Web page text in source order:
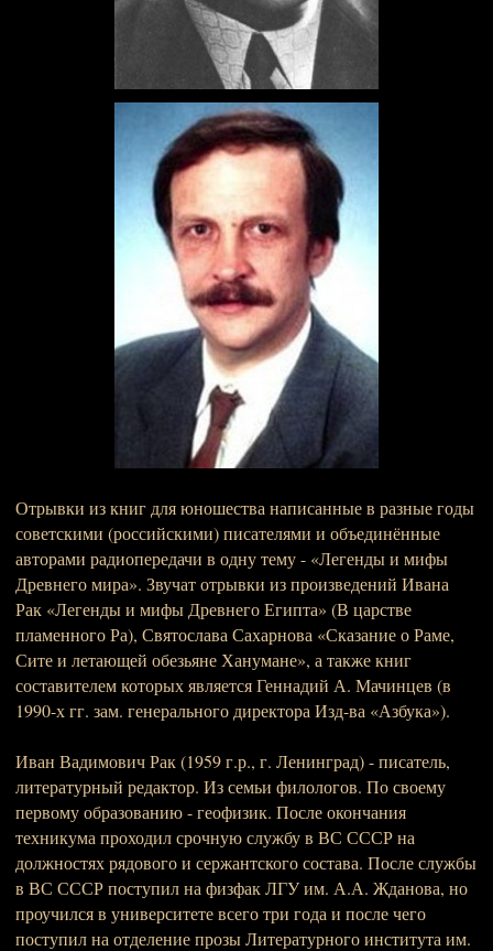
Отрывки из книг для юношества написанные в разные годы
советскими (российскими) писателями и объединённые
авторами радиопередачи в одну тему - «Легенды и мифы
Древнего мира». Звучат отрывки из произведений Ивана
Рак «Легенды и мифы Древнего Египта» (В царстве
пламенного Ра), Святослава Сахарнова «Сказание о Раме,
Сите и летающей обезьяне Ханумане», а также книг
составителем которых является Геннадий А. Мачинцев (в
1990-х гг. зам. генерального директора Изд-ва «Азбука»).
Иван Вадимович Рак (1959 г.р., г. Ленинград) - писатель,
литературный редактор. Из семьи филологов. По своему
первому образованию - геофизик. После окончания
техникума проходил срочную службу в ВС СССР на
должностях рядового и сержантского состава. После службы
в ВС СССР поступил на физфак ЛГУ им. А.А. Жданова, но
проучился в университете всего три года и после чего
поступил на отделение прозы Литературного института им.